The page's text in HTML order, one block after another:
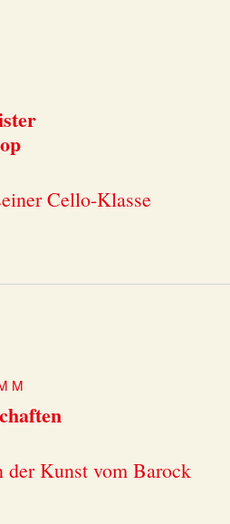
Cello-Klasse
der Kunst vom Barock